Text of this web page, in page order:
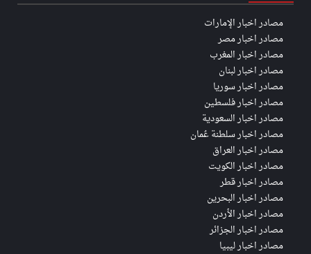
مصادر اخبار الإمارات
مصادر اخبار مصر
مصادر اخبار المغرب
مصادر اخبار لبنان
مصادر اخبار سوريا
مصادر اخبار فلسطين
مصادر اخبار السعودية
مصادر اخبار سلطنة عُمان
مصادر اخبار العراق
مصادر اخبار الكويت
مصادر اخبار قطر
مصادر اخبار البحرين
مصادر اخبار الأردن
مصادر اخبار الجزائر
مصادر اخبار ليبيا